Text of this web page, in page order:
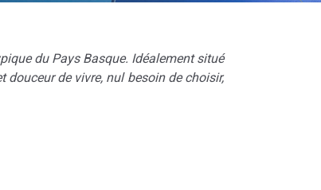
du Pays Basque. Idéalement situé
de vivre, nul besoin de choisir,